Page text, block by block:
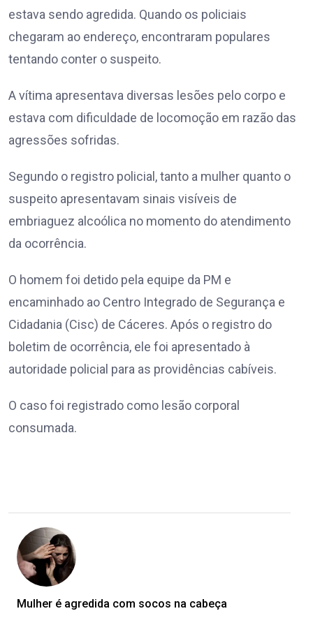
estava sendo agredida. Quando os policiais
chegaram ao endereço, encontraram populares
tentando conter o suspeito.
A vítima apresentava diversas lesões pelo corpo e
estava com dificuldade de locomoção em razão das
agressões sofridas.
Segundo o registro policial, tanto a mulher quanto o
suspeito apresentavam sinais visíveis de
embriaguez alcoólica no momento do atendimento
da ocorrência.
O homem foi detido pela equipe da PM e
encaminhado ao Centro Integrado de Segurança e
Cidadania (Cisc) de Cáceres. Após o registro do
boletim de ocorrência, ele foi apresentado à
autoridade policial para as providências cabíveis.
O caso foi registrado como lesão corporal
consumada.
Mulher é agredida com socos na cabeça